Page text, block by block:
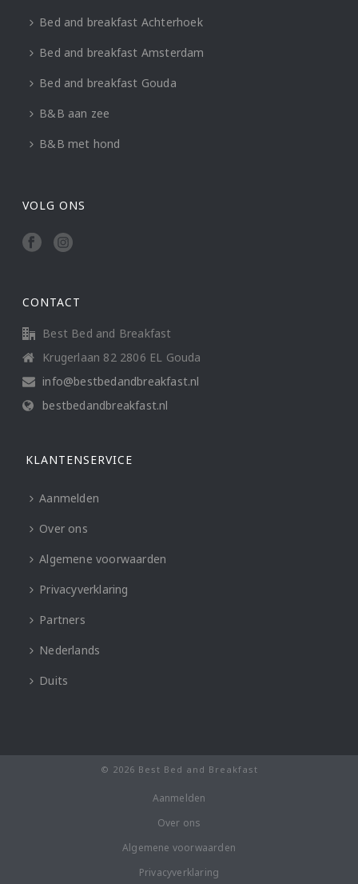
Bed and breakfast Achterhoek
Bed and breakfast Amsterdam
Bed and breakfast Gouda
B&B aan zee
B&B met hond
VOLG ONS
CONTACT
Best Bed and Breakfast
Krugerlaan 82 2806 EL Gouda
info@bestbedandbreakfast.nl
bestbedandbreakfast.nl
KLANTENSERVICE
Aanmelden
Over ons
Algemene voorwaarden
Privacyverklaring
Partners
Nederlands
Duits
© 2026 Best Bed and Breakfast
Aanmelden
Over ons
Algemene voorwaarden
Privacyverklaring